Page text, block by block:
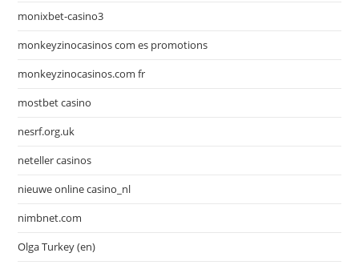
monixbet-casino3
monkeyzinocasinos com es promotions
monkeyzinocasinos.com fr
mostbet casino
nesrf.org.uk
neteller casinos
nieuwe online casino_nl
nimbnet.com
Olga Turkey (en)